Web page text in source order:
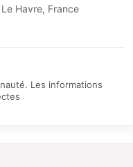
Havre, France
Les informations